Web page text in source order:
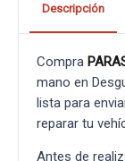
Descripción
Compra
mano en
lista para
reparar tu
Antes de